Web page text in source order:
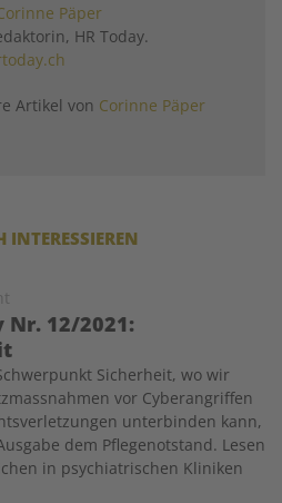
Päper
HR Today.
Artikel von Corinne Päper
INTERESSIEREN
Nr. 12/2021:
Sicherheit, wo wir
vor Cyberangriffen
unterbinden kann,
dem Pflegenotstand. Lesen
in psychiatrischen Kliniken